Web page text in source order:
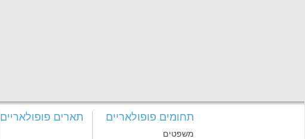
תחומים פופולאריים
משפטים
תארים פופולאריים